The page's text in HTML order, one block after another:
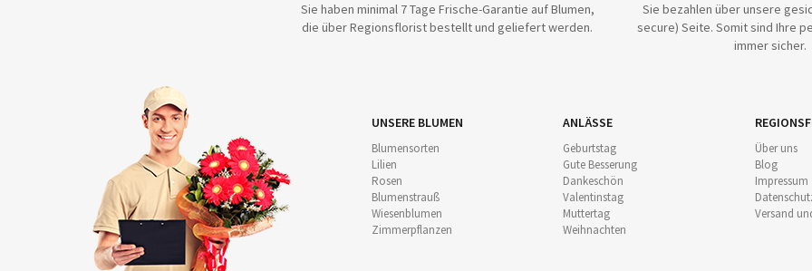
Sie haben minimal 7 Tage Frische-Garantie auf Blumen,
die über Regionsflorist bestellt und geliefert werden.
Sie bezahlen über unsere
secure) Seite. Somit sind Ihre
immer sicher.
UNSERE BLUMEN
Blumensorten
Lilien
Rosen
Blumenstrauß
Wiesenblumen
Zimmerpflanzen
ANLÄSSE
Geburtstag
Gute Besserung
Dankeschön
Valentinstag
Muttertag
Weihnachten
Über uns
Blog
Impressum
Versand